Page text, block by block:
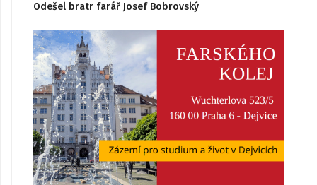
Odešel bratr farář Josef Bobrovský